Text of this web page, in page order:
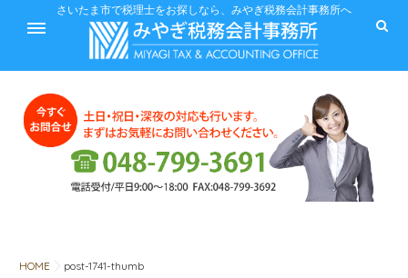
さいたま市で税理士をお探しなら、みやぎ税務会計事務所へ
ホーム
サービス
HOME post-1741-thumb